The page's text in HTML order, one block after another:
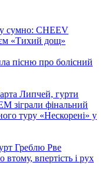
сумно: CHEEV
«Тихий дощ»
пісню про болісний
Липчей, гурти
зіграли фінальний
туру «Нескорені» у
Греблю Рве
впертість і рух